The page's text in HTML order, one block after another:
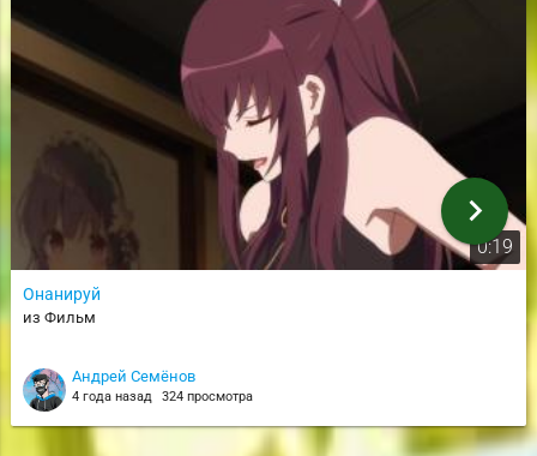
0:19
Онанируй
из Фильм
Андрей Семёнов
4 года назад 324 просмотра
chevron_right